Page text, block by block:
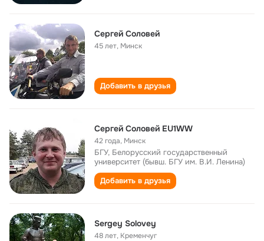
Сергей Соловей
45 лет, Минск
Добавить в друзья
Сергей Соловей EU1WW
42 года, Минск
БГУ, Белорусский государственный
университет (бывш. БГУ им. В.И. Ленина)
Добавить в друзья
Sergey Solovey
48 лет, Кременчуг